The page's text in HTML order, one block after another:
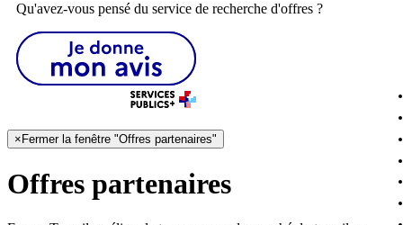
Qu'avez-vous pensé du service de recherche d'offres ?
× Fermer la fenêtre "Offres partenaires"
Offres partenaires